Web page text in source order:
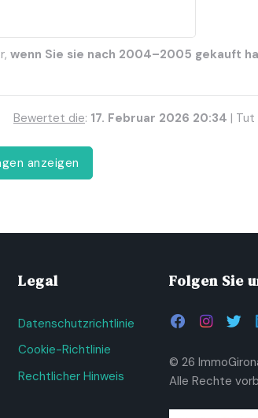
wenn Sie sie nach 2004–2005 gekauft
Bewertet die: 17. Februar 2026 20:34 | Tut
anzeigen
Legal
Datenschutzrichtlinie
Cookie-Richtlinie
Rechtlicher Hinweis
Folgen Sie
© 26
Alle Rechte